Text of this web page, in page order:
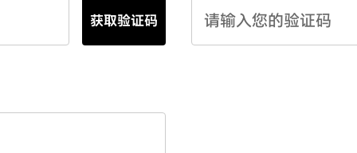
获取验证码